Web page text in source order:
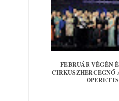
FEBRUÁR VÉGÉN
CIRKUSZHERCEGNŐ